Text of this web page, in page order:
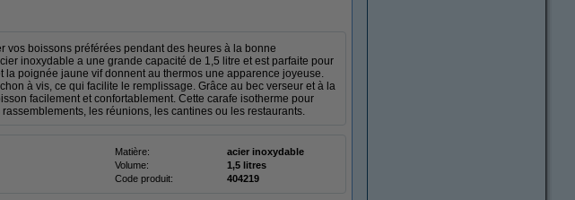
vos boissons préférées pendant des heures à la bonne
inoxydable a une grande capacité de 1,5 litre et est parfaite pour
la poignée jaune vif donnent au thermos une apparence joyeuse.
à vis, ce qui facilite le remplissage. Grâce au bec verseur et à la
facilement et confortablement. Cette carafe isotherme pour
les réunions, les cantines ou les restaurants.
Matière:
acier inoxydable
Volume:
1,5 litres
Code produit: 404219